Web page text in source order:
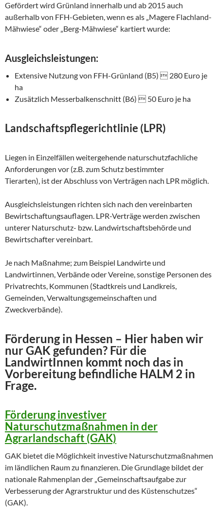
Gefördert wird Grünland innerhalb und ab 2015 auch
außerhalb von FFH-Gebieten, wenn es als „Magere Flachland-
Mähwiese“ oder „Berg-Mähwiese“ kartiert wurde:
Ausgleichsleistungen:
Extensive Nutzung von FFH-Grünland (B5)  280 Euro je
ha
Zusätzlich Messerbalkenschnitt (B6)  50 Euro je ha
Landschaftspflegerichtlinie (LPR)
Liegen in Einzelfällen weitergehende naturschutzfachliche
Anforderungen vor (z.B. zum Schutz bestimmter
Tierarten), ist der Abschluss von Verträgen nach LPR möglich.
Ausgleichsleistungen richten sich nach den vereinbarten
Bewirtschaftungsauflagen. LPR-Verträge werden zwischen
unterer Naturschutz- bzw. Landwirtschaftsbehörde und
Bewirtschafter vereinbart.
Je nach Maßnahme; zum Beispiel Landwirte und
Landwirtinnen, Verbände oder Vereine, sonstige Personen des
Privatrechts, Kommunen (Stadtkreis und Landkreis,
Gemeinden, Verwaltungsgemeinschaften und
Zweckverbände).
Förderung in Hessen – Hier haben wir
nur GAK gefunden? Für die
LandwirtInnen kommt noch das in
Vorbereitung befindliche HALM 2 in
Frage.
Förderung investiver
Naturschutzmaßnahmen in der
Agrarlandschaft (GAK)
GAK bietet die Möglichkeit investive Naturschutzmaßnahmen
im ländlichen Raum zu finanzieren. Die Grundlage bildet der
nationale Rahmenplan der „Gemeinschaftsaufgabe zur
Verbesserung der Agrarstruktur und des Küstenschutzes“
(GAK).